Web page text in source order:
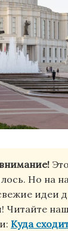
Но на
идеи
Читайте
Куда